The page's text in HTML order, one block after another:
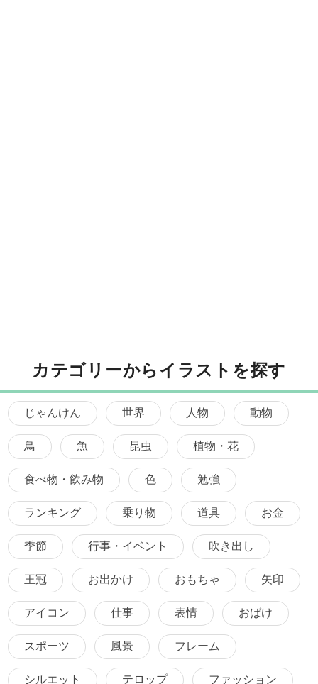
カテゴリーからイラストを探す
じゃんけん 世界 人物 動物
鳥 魚 昆虫 植物・花
食べ物・飲み物 色 勉強
ランキング 乗り物 道具 お金
季節 行事・イベント 吹き出し
王冠 お出かけ おもちゃ 矢印
アイコン 仕事 表情 おばけ
スポーツ 風景 フレーム
シルエット テロップ ファッション